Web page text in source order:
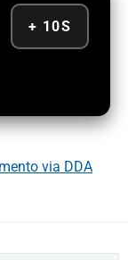
+ 10S
via DDA